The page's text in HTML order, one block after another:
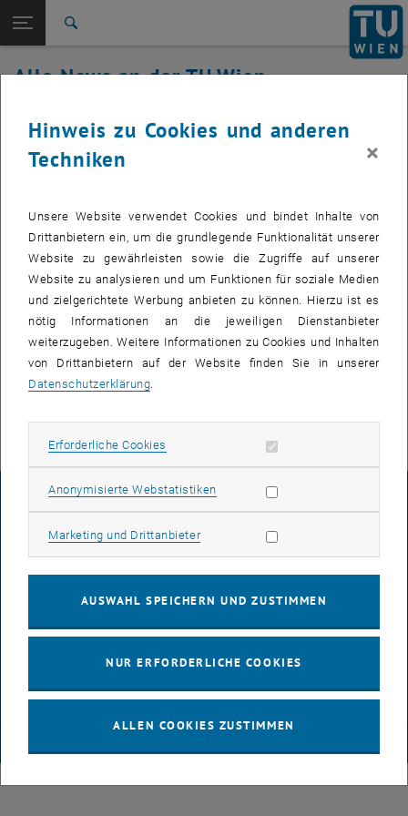
TU Login
Quicklinks
Quicklinks-Menü umschalten
Studium
International
Zur 1. Menü Ebene
Alle News
Zurück: Subseiten von TU Wien Startseite auflisten
Zurück zur letzten Ebene:
TU Wien Startseite
Alle News an der TU Wien
21. März 2023
Störung Campussoftware (TUshop)
Betroffenes Service: Campussoftware (TUshop)
Betroffene Servicenehmer: Mitarbeiter_:innen
Incident Status:behoben
Das Service ist wieder in vollem Umfang verfügbar.
IMPRESSUM
DATENSCHUTZERKLÄRUNG (PDF)
COOKIEEINSTELLUNGEN
Hinweis zu Cookies und anderen
Techniken
×
Unsere Website verwendet Cookies und bindet Inhalte von
Drittanbietern ein, um die grundlegende Funktionalität unserer
Website zu gewährleisten sowie die Zugriffe auf unserer
Website zu analysieren und um Funktionen für soziale Medien
und zielgerichtete Werbung anbieten zu können. Hierzu ist es
nötig Informationen an die jeweiligen Dienstanbieter
weiterzugeben. Weitere Informationen zu Cookies und Inhalten
von Drittanbietern auf der Website finden Sie in unserer
Datenschutzerklärung.
Erforderliche Cookies Erforderliche Cookies zulassen
Anonymisierte WebstatistikenStatistik Cookies zulassen
Marketing und DrittanbieterMarketing Cookies zulassen
AUSWAHL SPEICHERN UND ZUSTIMMEN
NUR ERFORDERLICHE COOKIES
ALLEN COOKIES ZUSTIMMEN